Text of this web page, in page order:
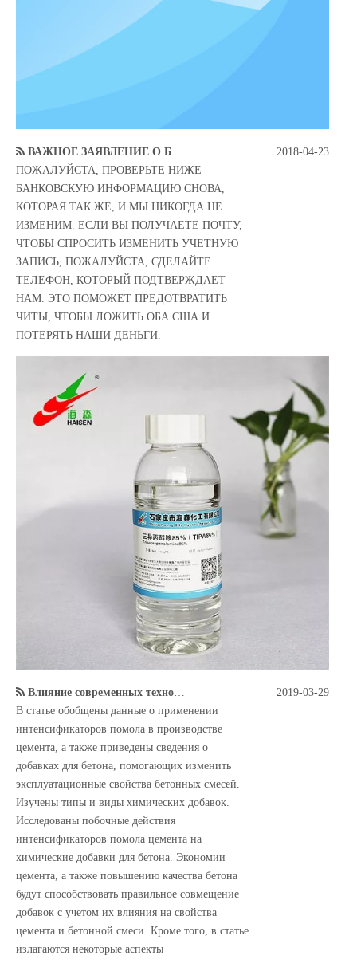
ВАЖНОЕ ЗАЯВЛЕНИЕ О БАНКОВСКОЙ ИНФОРМАЦИИ
ПОЖАЛУЙСТА, ПРОВЕРЬТЕ НИЖЕ
БАНКОВСКУЮ ИНФОРМАЦИЮ СНОВА,
КОТОРАЯ ТАК ЖЕ, И МЫ НИКОГДА НЕ
ИЗМЕНИМ. ЕСЛИ ВЫ ПОЛУЧАЕТЕ ПОЧТУ,
ЧТОБЫ СПРОСИТЬ ИЗМЕНИТЬ УЧЕТНУЮ
ЗАПИСЬ, ПОЖАЛУЙСТА, СДЕЛАЙТЕ
ТЕЛЕФОН, КОТОРЫЙ ПОДТВЕРЖДАЕТ
НАМ. ЭТО ПОМОЖЕТ ПРЕДОТВРАТИТЬ
ЧИТЫ, ЧТОБЫ ЛОЖИТЬ ОБА США И
ПОТЕРЯТЬ НАШИ ДЕНЬГИ.
2018-04-23
Влияние современных технологий производства цемента с интенсификаторами помола на эффективность действия химических добавок
В статье обобщены данные о применении
интенсификаторов помола в производстве
цемента, а также приведены сведения о
добавках для бетона, помогающих изменить
эксплуатационные свойства бетонных смесей.
Изучены типы и виды химических добавок.
Исследованы побочные действия
интенсификаторов помола цемента на
химические добавки для бетона. Экономии
цемента, а также повышению качества бетона
будут способствовать правильное совмещение
добавок с учетом их влияния на свойства
цемента и бетонной смеси. Кроме того, в статье
излагаются некоторые аспекты
2019-03-29